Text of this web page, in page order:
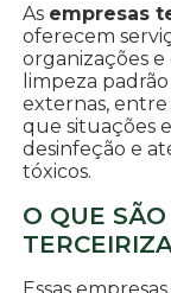
As empresas
oferecem
organizações
limpeza
externas, entre
que situações
desinfeção e
tóxicos.
O QUE
Essas